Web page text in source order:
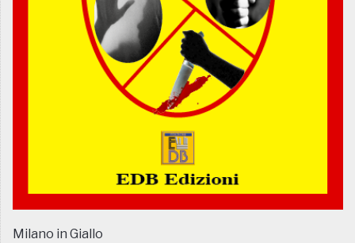
Milano in Giallo